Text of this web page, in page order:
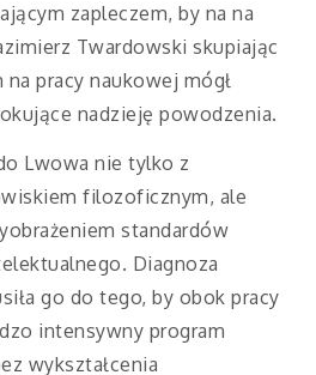
zapleczem, by na na
Twardowski skupiając
pracy naukowej mógł
nadzieję powodzenia.
Lwowa nie tylko z
filozoficznym, ale
standardów
Diagnoza
go do tego, by obok pracy
intensywny program
wykształcenia